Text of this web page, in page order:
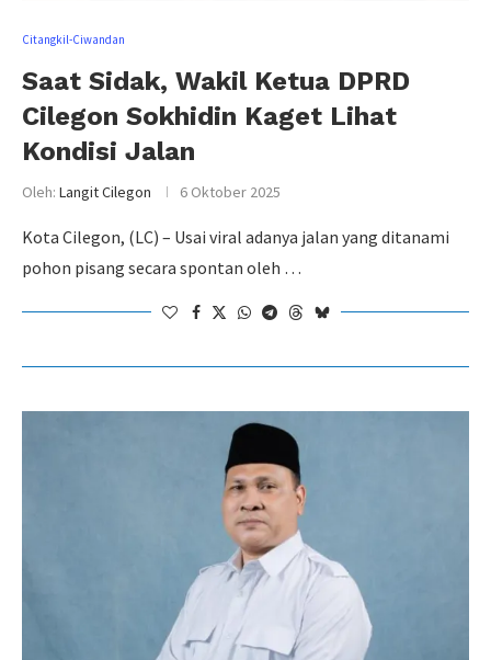
Citangkil-Ciwandan
Saat Sidak, Wakil Ketua DPRD
Cilegon Sokhidin Kaget Lihat
Kondisi Jalan
Oleh: Langit Cilegon 6 Oktober 2025
Kota Cilegon, (LC) – Usai viral adanya jalan yang ditanami
pohon pisang secara spontan oleh …